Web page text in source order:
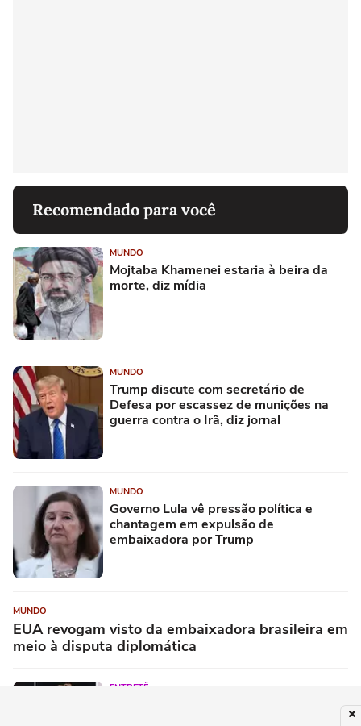
Recomendado para você
MUNDO
Mojtaba Khamenei estaria à beira da
morte, diz mídia
MUNDO
Trump discute com secretário de
Defesa por escassez de munições na
guerra contra o Irã, diz jornal
MUNDO
Governo Lula vê pressão política e
chantagem em expulsão de
embaixadora por Trump
MUNDO
EUA revogam visto da embaixadora brasileira em
meio à disputa diplomática
ENTRETÊ